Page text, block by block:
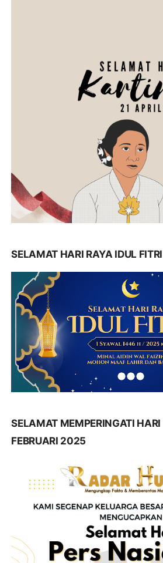
SELAMAT HARI RAYA IDUL
SELAMAT MEMPERINGATI
FEBRUARI 2025